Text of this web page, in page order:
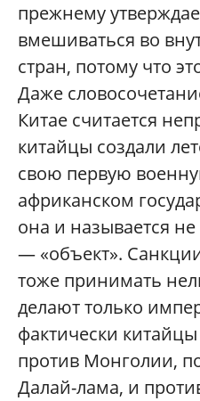
прежнему
вмешиваться во
стран, потому что
Даже
Китае считается
китайцы создали
свою первую
африканском
она и называется
— «объект».
тоже принимать
делают только
фактически
против Монголии,
Далай-лама, и